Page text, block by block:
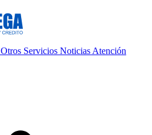
Otros Servicios Noticias Atención